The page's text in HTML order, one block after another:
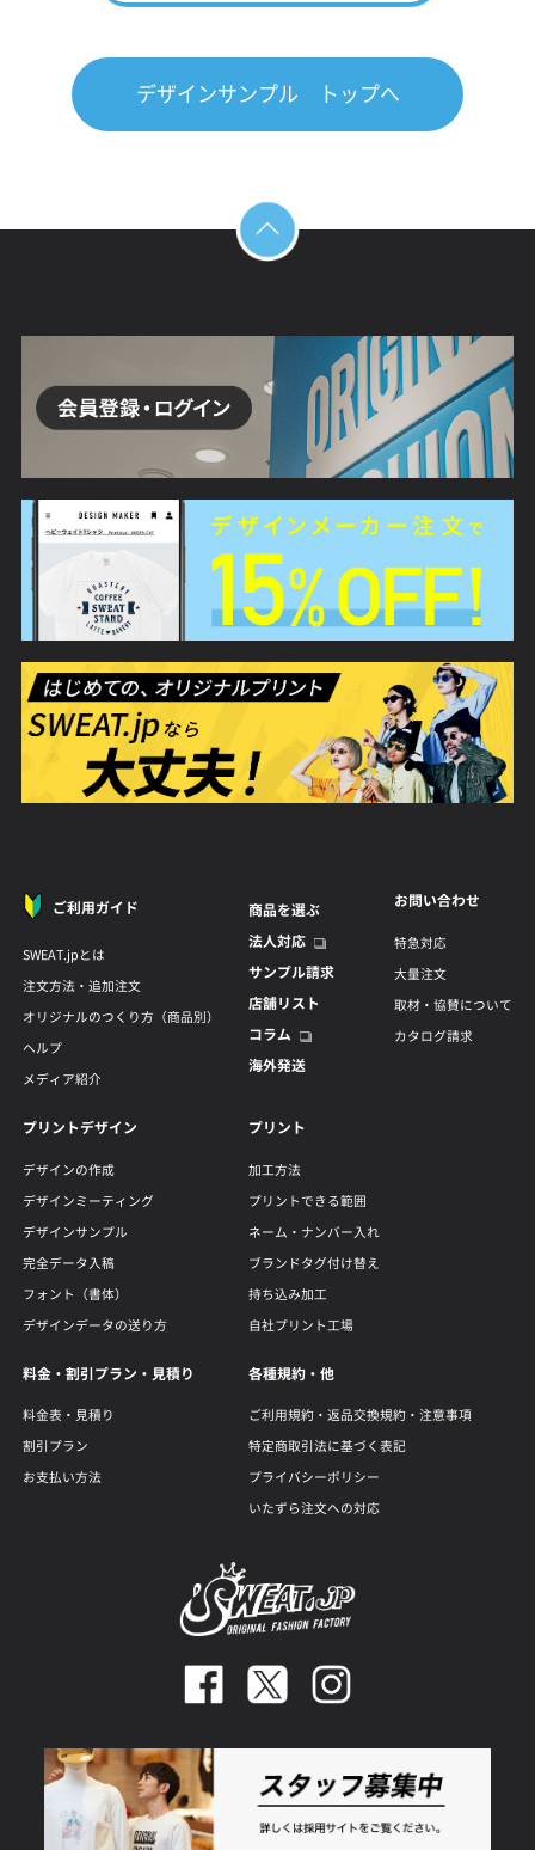
デザインサンプル トップへ
ご利用ガイド
SWEAT.jpとは
注文方法・追加注文
オリジナルのつくり方（商品別）
ヘルプ
メディア紹介
商品を選ぶ
法人対応
サンプル請求
店舗リスト
コラム
海外発送
お問い合わせ
特急対応
大量注文
取材・協賛について
カタログ請求
プリントデザイン
デザインの作成
デザインミーティング
デザインサンプル
完全データ入稿
フォント（書体）
デザインデータの送り方
プリント
加工方法
プリントできる範囲
ネーム・ナンバー入れ
ブランドタグ付け替え
持ち込み加工
自社プリント工場
料金・割引プラン・見積り
料金表・見積り
割引プラン
お支払い方法
各種規約・他
ご利用規約・返品交換規約・注意事項
特定商取引法に基づく表記
プライバシーポリシー
いたずら注文への対応